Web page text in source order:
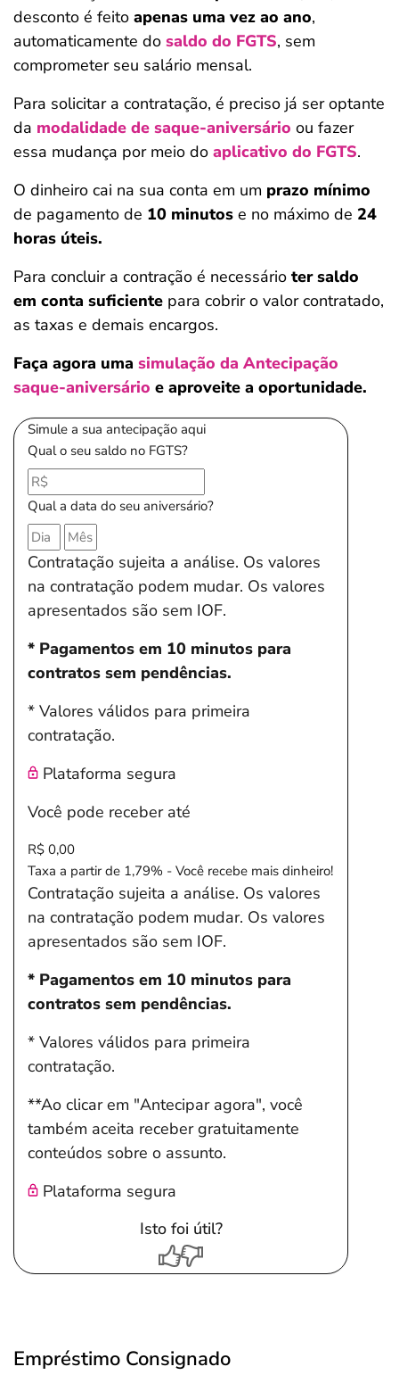
desconto é feito apenas uma vez ao ano,
automaticamente do saldo do FGTS, sem
comprometer seu salário mensal.
Para solicitar a contratação, é preciso já ser optante
da modalidade de saque-aniversário ou fazer
essa mudança por meio do aplicativo do FGTS.
O dinheiro cai na sua conta em um prazo mínimo
de pagamento de 10 minutos e no máximo de 24
horas úteis.
Para concluir a contração é necessário ter saldo
em conta suficiente para cobrir o valor contratado,
as taxas e demais encargos.
Faça agora uma simulação da Antecipação
saque-aniversário e aproveite a oportunidade.
Simule a sua antecipação aqui
Qual o seu saldo no FGTS?
Qual a data do seu aniversário?
Contratação sujeita a análise. Os valores
na contratação podem mudar. Os valores
apresentados são sem IOF.
* Pagamentos em 10 minutos para
contratos sem pendências.
* Valores válidos para primeira
contratação.
Plataforma segura
Você pode receber até
R$ 0,00
Taxa a partir de 1,79% - Você recebe mais dinheiro!
Contratação sujeita a análise. Os valores
na contratação podem mudar. Os valores
apresentados são sem IOF.
* Pagamentos em 10 minutos para
contratos sem pendências.
* Valores válidos para primeira
contratação.
**Ao clicar em "Antecipar agora", você
também aceita receber gratuitamente
conteúdos sobre o assunto.
Plataforma segura
Isto foi útil?
Empréstimo Consignado